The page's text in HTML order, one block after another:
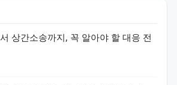
상간소송까지, 꼭 알아야 할 대응 전